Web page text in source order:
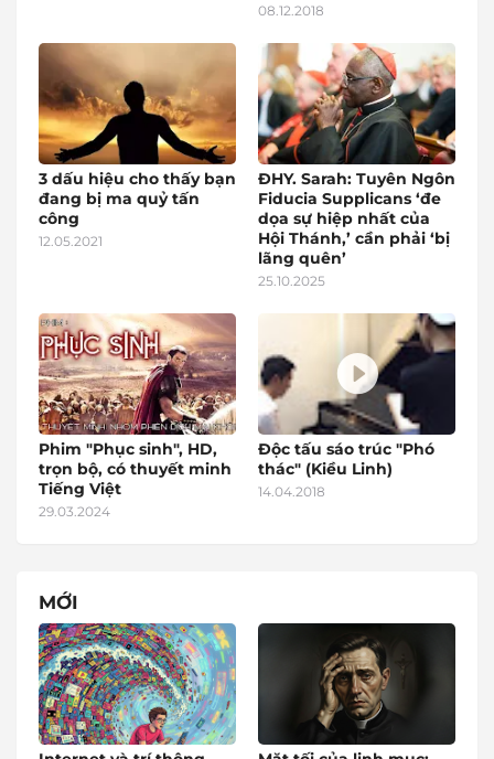
08.12.2018
3 dấu hiệu cho thấy bạn
đang bị ma quỷ tấn
công
12.05.2021
ĐHY. Sarah: Tuyên Ngôn
Fiducia Supplicans ‘đe
dọa sự hiệp nhất của
Hội Thánh,’ cần phải ‘bị
lãng quên’
25.10.2025
Phim "Phục sinh", HD,
trọn bộ, có thuyết minh
Tiếng Việt
29.03.2024
Độc tấu sáo trúc "Phó
thác" (Kiều Linh)
14.04.2018
MỚI